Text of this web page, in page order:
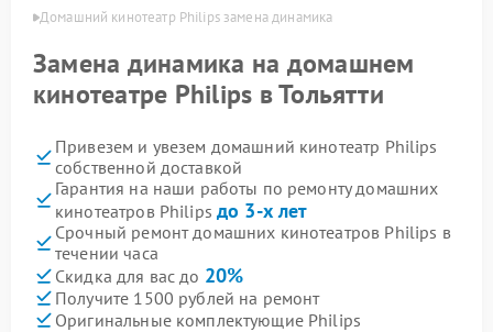
Домашний кинотеатр Philips замена динамика
Замена динамика на домашнем
кинотеатре Philips в Тольятти
Привезем и увезем домашний кинотеатр Philips
собственной доставкой
Гарантия на наши работы по ремонту домашних
кинотеатров Philipsдо 3-х лет
Срочный ремонт домашних кинотеатров Philips в
течении часа
Скидка для вас до 20%
Получите 1500 рублей на ремонт
Оригинальные комплектующие Philips